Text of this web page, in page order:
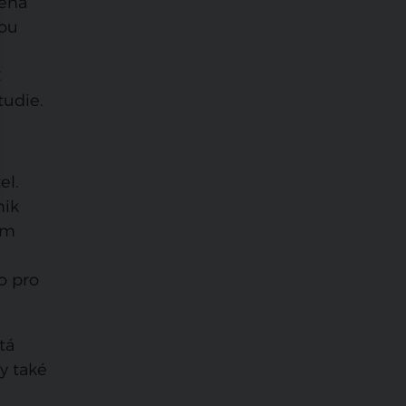
pro
také